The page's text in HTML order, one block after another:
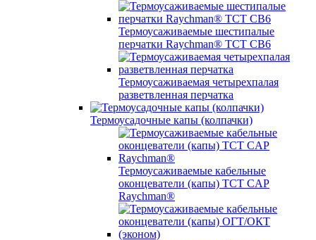
Термоусаживаемые шестипалые
перчатки Raychman® ТСТ СВ6
Термоусаживаемая четырехпалая
разветвленная перчатка
Термоусадочные капы (колпачки)
Термоусаживаемые кабельные
оконцеватели (капы) ТCT CAP
Raychman®